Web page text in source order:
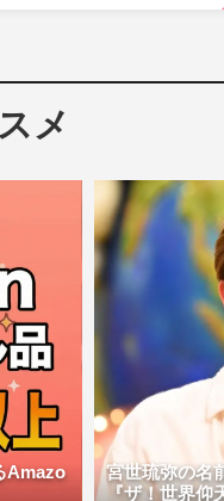
メ
Amazo
宮世琉弥の名
『ザ！世界